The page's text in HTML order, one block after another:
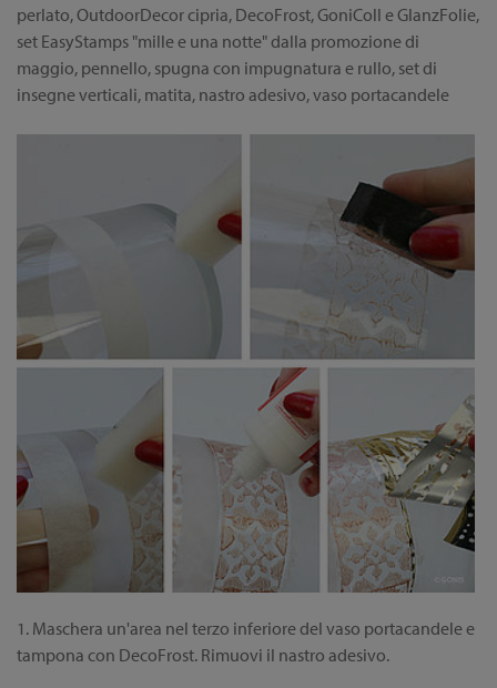
perlato, OutdoorDecor cipria, DecoFrost, GoniColl e GlanzFolie,
set EasyStamps "mille e una notte" dalla promozione di
maggio, pennello, spugna con impugnatura e rullo, set di
insegne verticali, matita, nastro adesivo, vaso portacandele
1. Maschera un'area nel terzo inferiore del vaso portacandele e
tampona con DecoFrost. Rimuovi il nastro adesivo.